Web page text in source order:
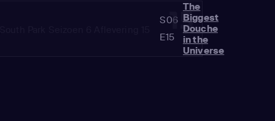
15
S06
E15
The
Biggest
Douche
in the
Universe